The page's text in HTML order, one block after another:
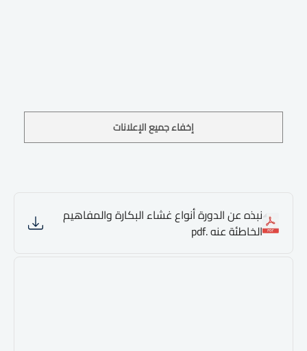
إخفاء جميع الإعلانات
نبذه عن الدورة أنواع غشاء البكارة والمفاهيم
الخاطئة عنه .pdf